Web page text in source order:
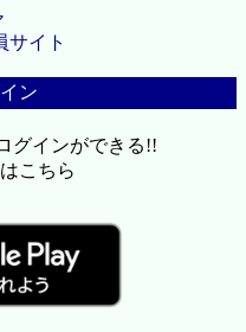
サイト
ン
グインができる!!
こちら